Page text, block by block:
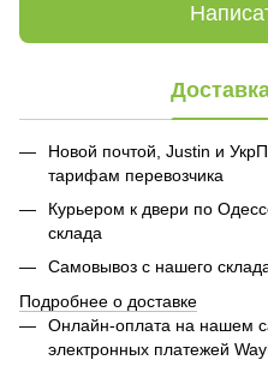
Новой почтой, Justin и
тарифам перевозчика
Курьером к двери по
склада
Самовывоз с нашего
Подробнее о доставке
Онлайн-оплата на нашем
электронных платежей